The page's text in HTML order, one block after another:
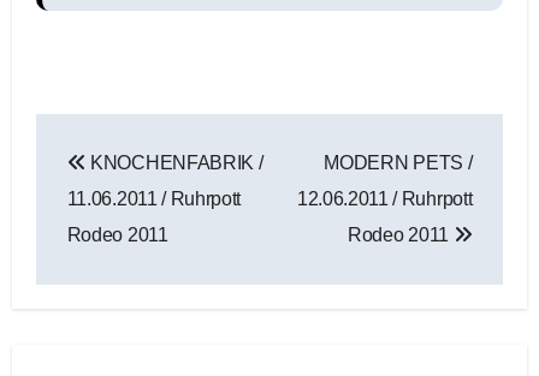
KNOCHENFABRIK /
11.06.2011 / Ruhrpott
Rodeo 2011
MODERN PETS /
12.06.2011 / Ruhrpott
Rodeo 2011